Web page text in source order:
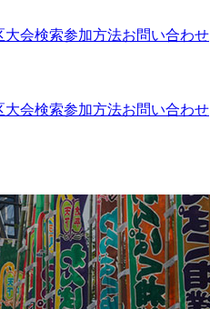
大会検索参加方法お問い合わせ
大会検索参加方法お問い合わせ